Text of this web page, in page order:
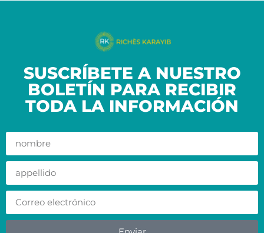
SUSCRÍBETE A NUESTRO
BOLETÍN PARA RECIBIR
TODA LA INFORMACIÓN